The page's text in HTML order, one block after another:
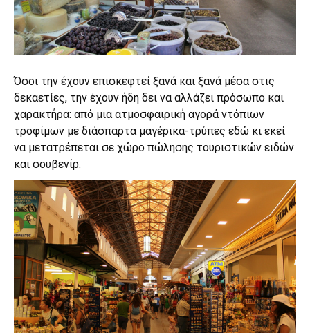
Όσοι την έχουν επισκεφτεί ξανά και ξανά μέσα στις
δεκαετίες, την έχουν ήδη δει να αλλάζει πρόσωπο και
χαρακτήρα: από μια ατμοσφαιρική αγορά ντόπιων
τροφίμων με διάσπαρτα μαγέρικα-τρύπες εδώ κι εκεί
να μετατρέπεται σε χώρο πώλησης τουριστικών ειδών
και σουβενίρ.